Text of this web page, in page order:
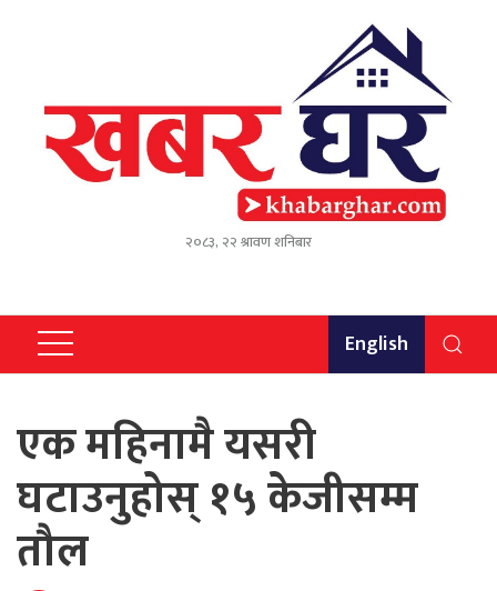
२०८३, २२ श्रावण शनिबार
English
एक महिनामै यसरी
घटाउनुहोस् १५ केजीसम्म
तौल